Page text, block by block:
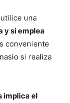
una
y si emplea
conveniente
si realiza
implica el